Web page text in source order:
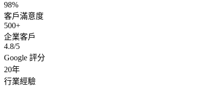
98%
客戶滿意度
500+
企業客戶
4.8/5
Google 評分
20年
行業經驗